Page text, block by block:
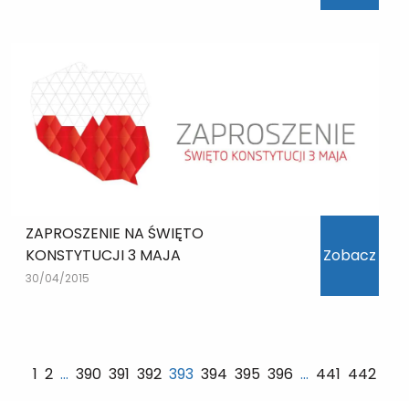
ZAPROSZENIE NA ŚWIĘTO
KONSTYTUCJI 3 MAJA
30/04/2015
Zobacz
1 2 … 390 391 392 393 394 395 396 … 441 442